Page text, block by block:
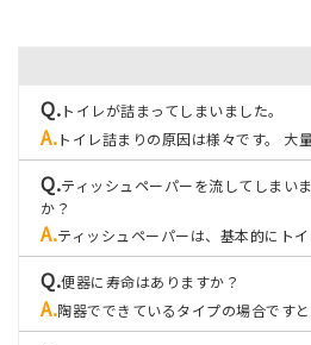
トイレが詰まってしまいました。
トイレ詰まりの原因は様々です。 大
ティッシュペーパーを流してしまい
か？
ティッシュペーパーは、基本的にトイ
便器に寿命はありますか？
陶器でできているタイプの場合です